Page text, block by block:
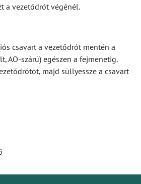
a vezetődrót végénél.
csavart a vezetődrót mentén a
AO-szárú) egészen a fejmenetig.
majd süllyessze a csavart